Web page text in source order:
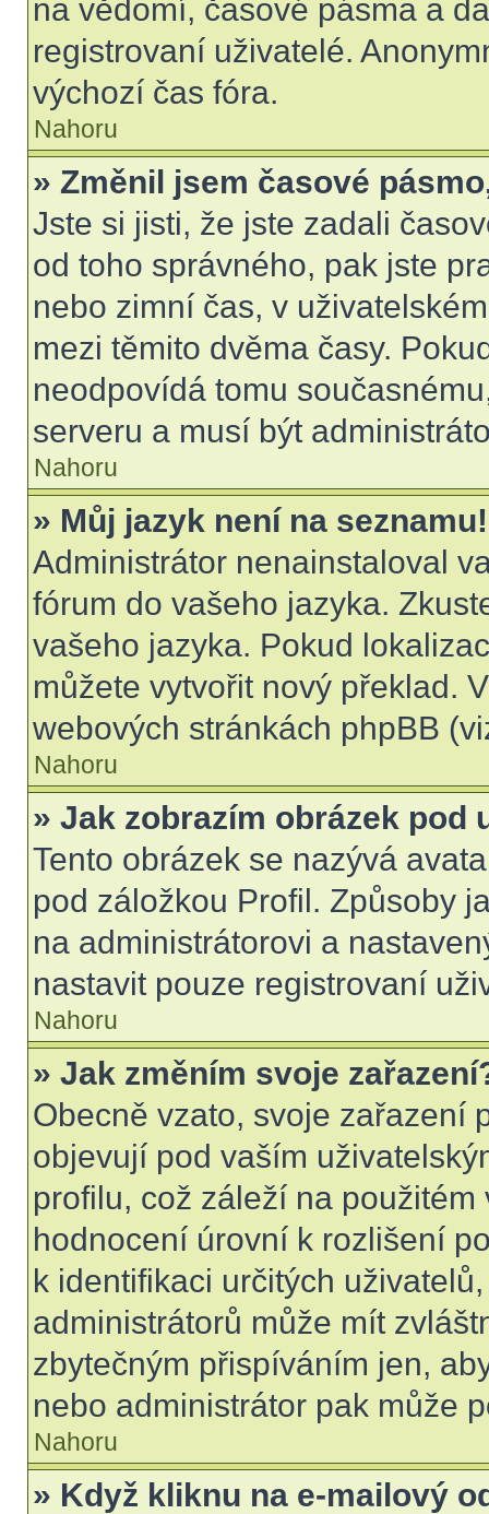
na vědomí, časové pásma a
registrovaní uživatelé.
výchozí čas fóra.
Nahoru
» Změnil jsem časové
Jste si jisti, že jste zadali
od toho správného, pak jste
nebo zimní čas, v
mezi těmito dvěma časy.
neodpovídá tomu
serveru a musí být
Nahoru
» Můj jazyk není na seznamu!
Administrátor nenainstaloval
fórum do vašeho jazyka.
vašeho jazyka. Pokud
můžete vytvořit nový překlad.
webových stránkách phpBB
Nahoru
» Jak zobrazím obrázek pod
Tento obrázek se nazývá
pod záložkou Profil. Způsoby
na administrátorovi a
nastavit pouze registrovaní
Nahoru
» Jak změním svoje
Obecně vzato, svoje zařazení
objevují pod vaším
profilu, což záleží na
hodnocení úrovní k rozlišení
k identifikaci určitých
administrátorů může mít
zbytečným přispíváním jen,
nebo administrátor pak může
Nahoru
» Když kliknu na e-mailový